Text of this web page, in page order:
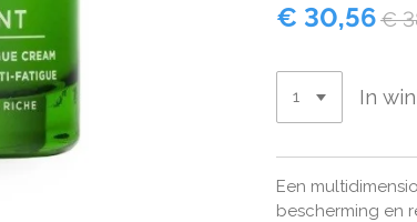
€ 30,56€
In
Een
bescherming en